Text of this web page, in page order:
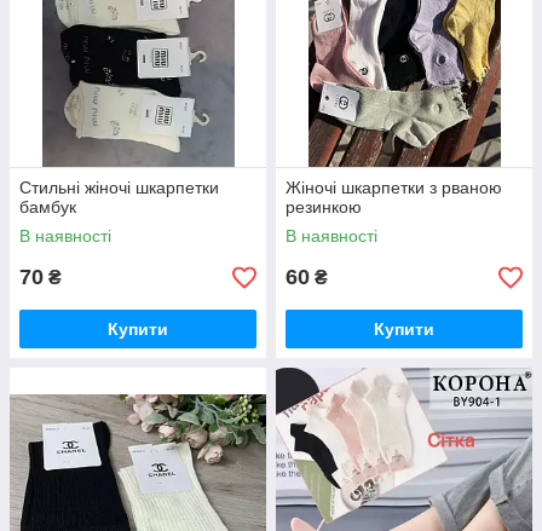
Стильні жіночі шкарпетки
бамбук
В наявності
70 ₴
Купити
Жіночі шкарпетки з рваною
резинкою
В наявності
60 ₴
Купити